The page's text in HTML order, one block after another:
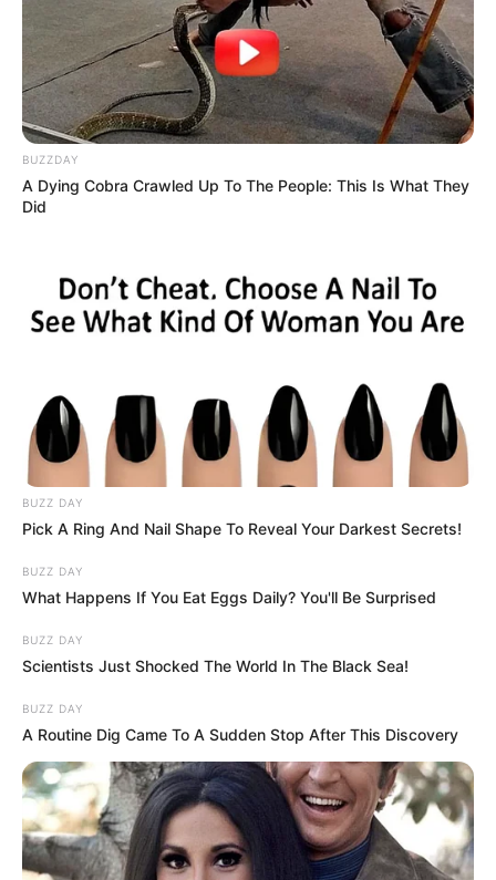
BUZZDAY
A Dying Cobra Crawled Up To The People: This Is What They
Did
BUZZ DAY
Pick A Ring And Nail Shape To Reveal Your Darkest Secrets!
BUZZ DAY
What Happens If You Eat Eggs Daily? You'll Be Surprised
BUZZ DAY
Scientists Just Shocked The World In The Black Sea!
BUZZ DAY
A Routine Dig Came To A Sudden Stop After This Discovery